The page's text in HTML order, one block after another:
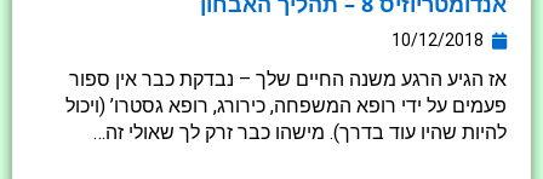
10/12/2018
אז הגיע הרגע משנה החיים שלך – נבדקת כבר אין ספור
פעמים על ידי רופא המשפחה, כירורג, רופא גסטרו’ (ויכול
להיות שהיו עוד בדרך). מישהו כבר זרק לך שאולי זה…